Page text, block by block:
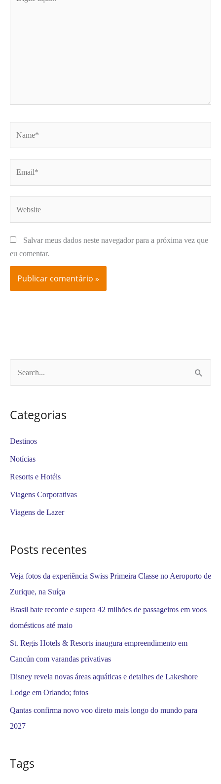
aqui...
Salvar meus dados neste navegador para a próxima vez que
eu comentar.
q
u
i
p
r
Categorias
Destinos
Notícias
Resorts e Hotéis
Viagens Corporativas
Viagens de Lazer
Posts recentes
Veja fotos da experiência Swiss Primeira Classe no Aeroporto de
Zurique, na Suíça
Brasil bate recorde e supera 42 milhões de passageiros em voos
domésticos até maio
St. Regis Hotels & Resorts inaugura empreendimento em
Cancún com varandas privativas
Disney revela novas áreas aquáticas e detalhes de Lakeshore
Lodge em Orlando; fotos
Qantas confirma novo voo direto mais longo do mundo para
2027
Tags